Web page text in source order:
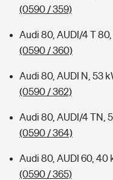
(0590 / 359)
Audi 80, AUDI/4 T
(0590 / 360)
Audi 80, AUDI N, 53
(0590 / 362)
Audi 80, AUDI/4 TN,
(0590 / 364)
Audi 80, AUDI 60, 40
(0590 / 365)